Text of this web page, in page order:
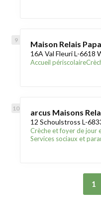
Maison Relais
16A Val Fleuri L-6618
Accueil périscolaire
arcus Maisons
12 Schoulstross L-
Crèche et foyer de jour
Services sociaux et
1